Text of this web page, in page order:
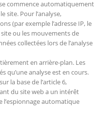
commence automatiquement
site. Pour l’analyse,
(par exemple l’adresse IP, le
ou les mouvements de
collectées lors de l’analyse
en arrière-plan. Les
qu’une analyse est en cours.
la base de l’article 6,
du site web a un intérêt
l’espionnage automatique